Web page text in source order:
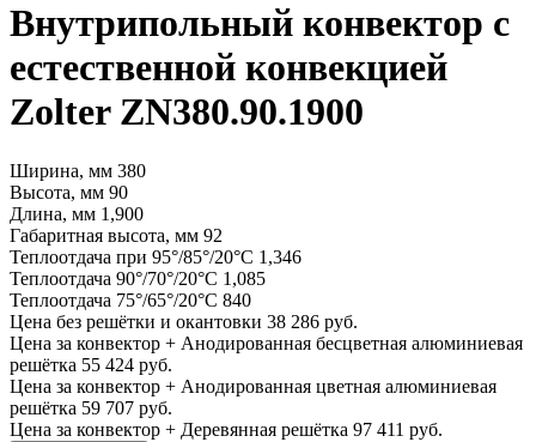
Внутрипольный конвектор с
естественной конвекцией
Zolter ZN380.90.1900
Ширина, мм 380
Высота, мм 90
Длина, мм 1,900
Габаритная высота, мм 92
Теплоотдача при 95°/85°/20°С 1,346
Теплоотдача 90°/70°/20°С 1,085
Теплоотдача 75°/65°/20°С 840
Цена без решётки и окантовки 38 286 руб.
Цена за конвектор + Анодированная бесцветная алюминиевая
решётка 55 424 руб.
Цена за конвектор + Анодированная цветная алюминиевая
решётка 59 707 руб.
Цена за конвектор + Деревянная решётка 97 411 руб.